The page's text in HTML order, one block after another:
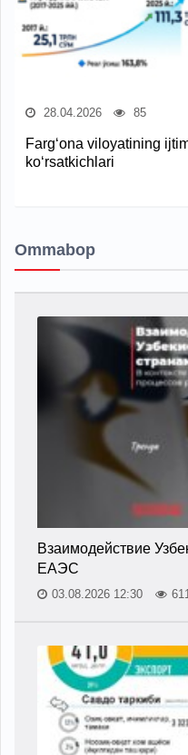
28.04.2026 85
Farg‘ona viloyatining
ko‘rsatkichlari
Ommabop
Взаимодействие
ЕАЭС
03.08.2026 12:30